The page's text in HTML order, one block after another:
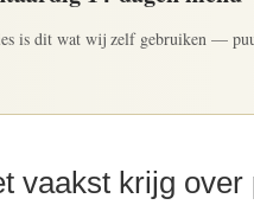
is dit wat wij zelf gebruiken —
vaakst krijg over